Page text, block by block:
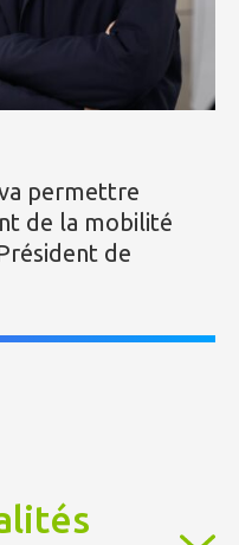
permettre
de la mobilité
de